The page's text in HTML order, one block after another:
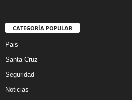
CATEGORÍA POPULAR
Pais
Santa Cruz
Seguridad
Noticias